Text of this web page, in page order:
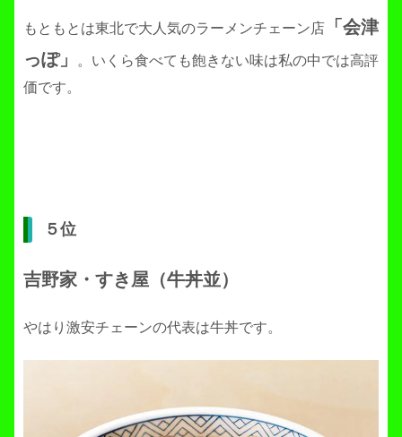
もともとは東北で大人気のラーメンチェーン店
「会津
っぽ」
。いくら食べても飽きない味は私の中では高評
価です。
５位
吉野家・すき屋（牛丼並）
やはり激安チェーンの代表は牛丼です。